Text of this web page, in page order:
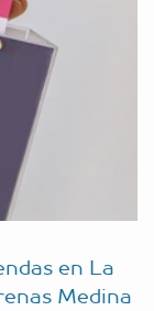
en La
Medina